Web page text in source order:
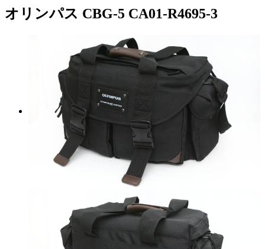
オリンパス CBG-5 CA01-R4695-3